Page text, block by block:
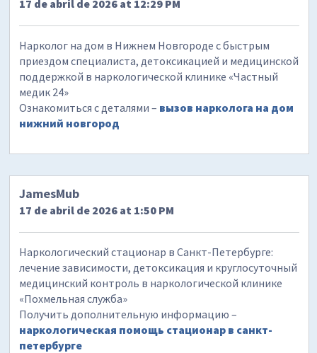
17 de abril de 2026 at 12:29 PM
Нарколог на дом в Нижнем Новгороде с быстрым
приездом специалиста, детоксикацией и медицинской
поддержкой в наркологической клинике «Частный
медик 24»
Ознакомиться с деталями – вызов нарколога на дом
нижний новгород
JamesMub
17 de abril de 2026 at 1:50 PM
Наркологический стационар в Санкт-Петербурге:
лечение зависимости, детоксикация и круглосуточный
медицинский контроль в наркологической клинике
«Похмельная служба»
Получить дополнительную информацию –
наркологическая помощь стационар в санкт-
петербурге